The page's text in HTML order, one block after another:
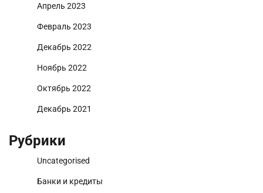
Апрель 2023
Февраль 2023
Декабрь 2022
Ноябрь 2022
Октябрь 2022
Декабрь 2021
Рубрики
Uncategorised
Банки и кредиты